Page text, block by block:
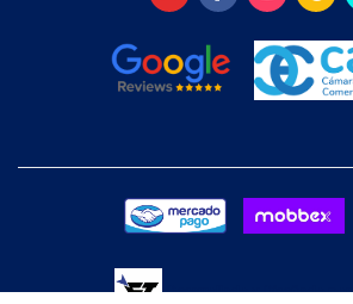
Desarrollado y Diseñado por